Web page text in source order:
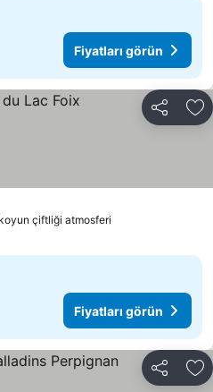
Fiyatları görün
Paylaş
çiftliği atmosferi
Fiyatları görün
Paylaş